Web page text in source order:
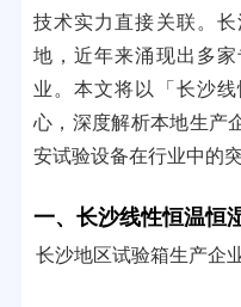
技术实力直接关联。
地，近年来涌现出多
业。本文将以「长沙
心，深度解析本地生产
安试验设备在行业中的突
一、长沙线性恒温恒
长沙地区试验箱生产企